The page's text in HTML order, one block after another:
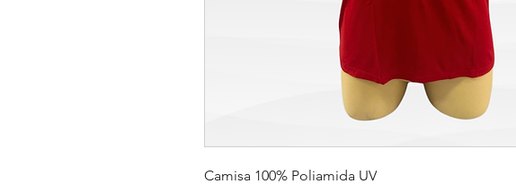
Camisa 100% Poliamida UV